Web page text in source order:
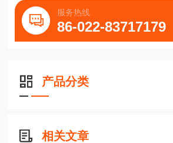
服务热线
86-022-83717179
产品分类
相关文章